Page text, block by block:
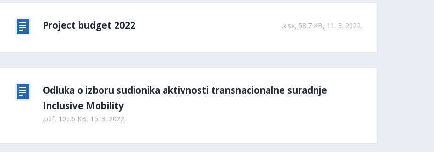
Project budget 2022 .xlsx, 58.7 KB, 11. 3. 2022.
Odluka o izboru sudionika aktivnosti transnacionalne suradnje
Inclusive Mobility
.pdf, 105.6 KB, 15. 3. 2022.